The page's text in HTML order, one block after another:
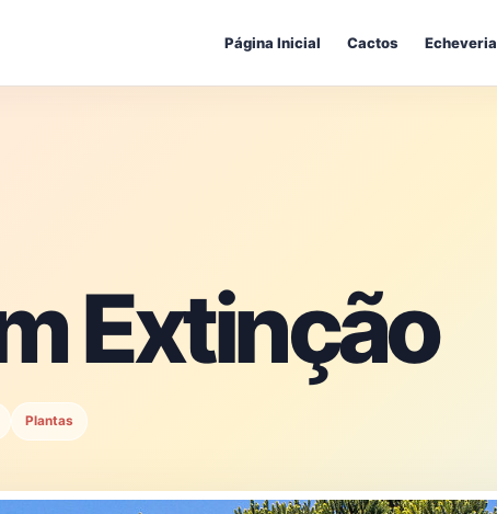
Página Inicial Cactos Echeveria
Extinção
Plantas